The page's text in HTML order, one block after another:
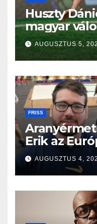
Huszty
magyar
AUGUSZTUS 5,
FRISS
Erik az
AUGUSZTUS 4,